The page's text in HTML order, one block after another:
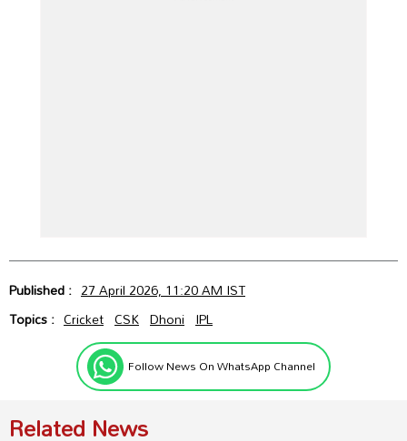
Published : 27 April 2026, 11:20 AM IST
Topics : Cricket CSK Dhoni IPL
Follow News On WhatsApp Channel
Related News